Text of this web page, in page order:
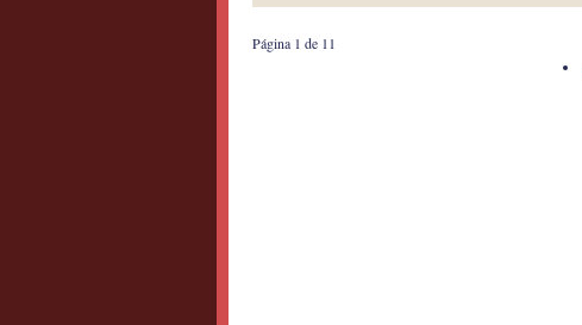
Página 1 de 1 1